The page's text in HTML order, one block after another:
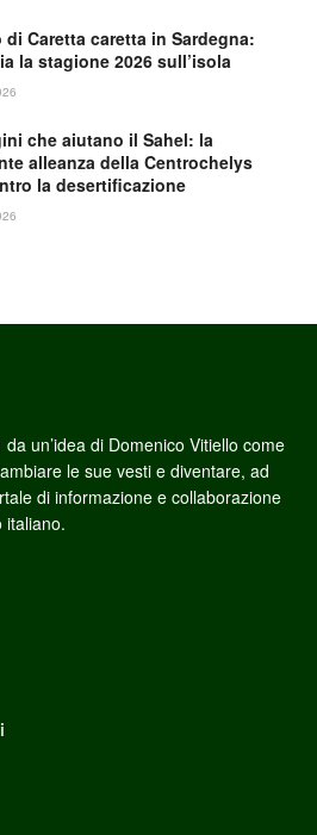
di Caretta caretta in Sardegna:
la stagione 2026 sull’isola
che aiutano il Sahel: la
alleanza della Centrochelys
la desertificazione
un’idea di Domenico Vitiello come
le sue vesti e diventare, ad
di informazione e collaborazione
italiano.